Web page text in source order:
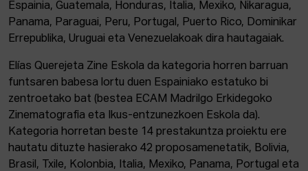
Espainia, Guatemala, Honduras, Italia, Mexiko, Nikaragua,
Panama, Paraguai, Peru, Portugal, Puerto Rico, Dominikar
Errepublika, Uruguai eta Venezuelakoak dira hautagaiak.
Elías Querejeta Zine Eskola da kategoria horren barruan
funtsaren babesa lortu duen Espainiako estatuko bi
zentroetako bat (bestea ECAM Madrilgo Erkidegoko
Zinematografia eta Ikus-entzunezkoen Eskola da).
Kategoria horretan beste 14 prestakuntza proiektu ere
hautatu dituzte hasierako 42 proposamenetatik, Bolivia,
Brasil, Txile, Kolonbia, Italia, Mexiko, Panama, Portugal eta